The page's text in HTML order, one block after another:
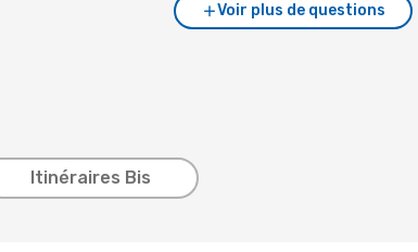
Voir plus de questions
Itinéraires Bis